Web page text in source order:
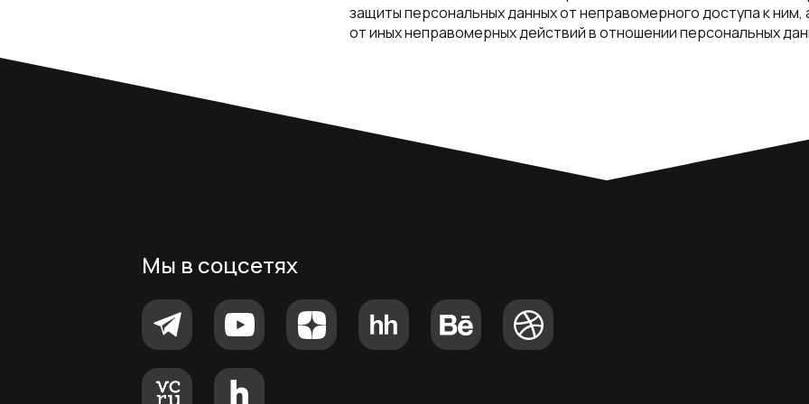
защиты персональных данных от неправомерного доступа к ним,
от иных неправомерных действий в отношении персональных
Мы в соцсетях